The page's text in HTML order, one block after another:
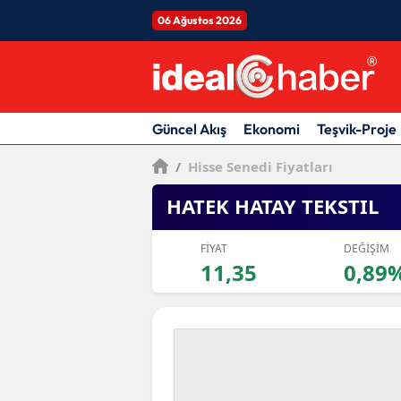
06 Ağustos 2026
Güncel Akış Ekonomi Teşvik-Proje
/ Hisse Senedi Fiyatları
HATEK HATAY TEKSTIL
FİYAT
11,35
DEĞİŞİM